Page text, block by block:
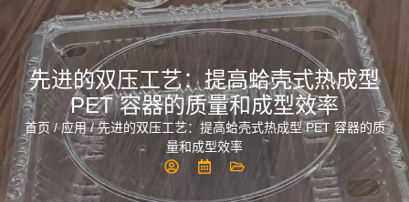
先进的双压工艺：提高蛤壳式热成型
PET 容器的质量和成型效率
首页 /应用/ 先进的双压工艺：提高蛤壳式热成型 PET 容器的质
量和成型效率